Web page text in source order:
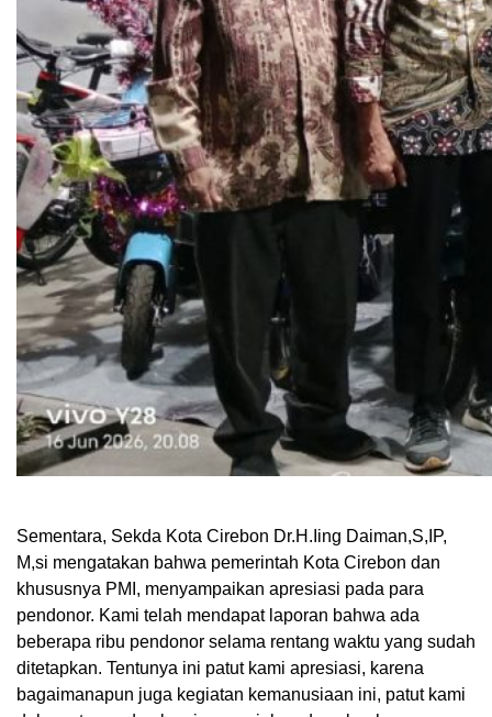
Sementara, Sekda Kota Cirebon Dr.H.Iing Daiman,S,IP,
M,si mengatakan bahwa pemerintah Kota Cirebon dan
khususnya PMI, menyampaikan apresiasi pada para
pendonor. Kami telah mendapat laporan bahwa ada
beberapa ribu pendonor selama rentang waktu yang sudah
ditetapkan. Tentunya ini patut kami apresiasi, karena
bagaimanapun juga kegiatan kemanusiaan ini, patut kami